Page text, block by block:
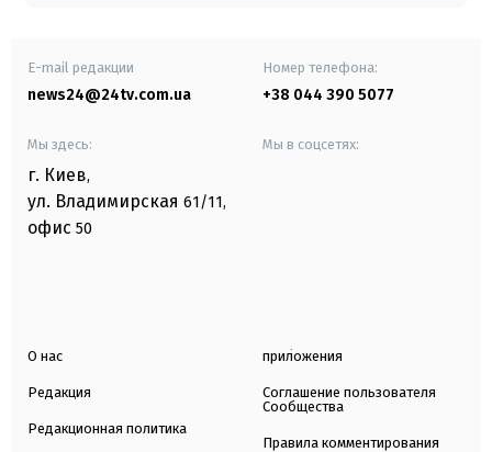
E-mail редакции
news24@24tv.com.ua
Номер телефона:
+38 044 390 5077
Мы здесь:
г. Киев,
ул. Владимирская 61/11,
офис 50
Мы в соцсетях:
О нас
Редакция
Редакционная политика
приложения
Соглашение пользователя
Сообщества
Правила комментирования